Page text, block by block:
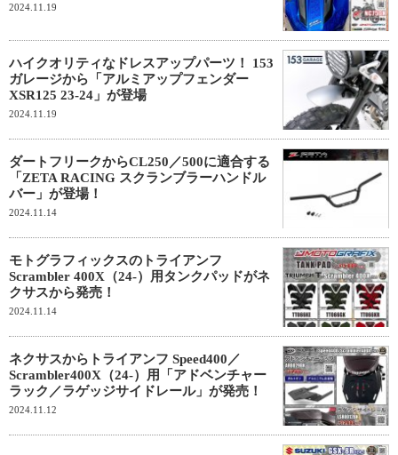
2024.11.19
ハイクオリティなドレスアップパーツ！ 153
ガレージから「アルミアップフェンダー
XSR125 23-24」が登場
2024.11.19
ダートフリークからCL250／500に適合する
「ZETA RACING スクランブラーハンドル
バー」が登場！
2024.11.14
モトグラフィックスのトライアンフ
Scrambler 400X（24-）用タンクパッドがネ
クサスから発売！
2024.11.14
ネクサスからトライアンフ Speed400／
Scrambler400X（24-）用「アドベンチャー
ラック／ラゲッジサイドレール」が発売！
2024.11.12